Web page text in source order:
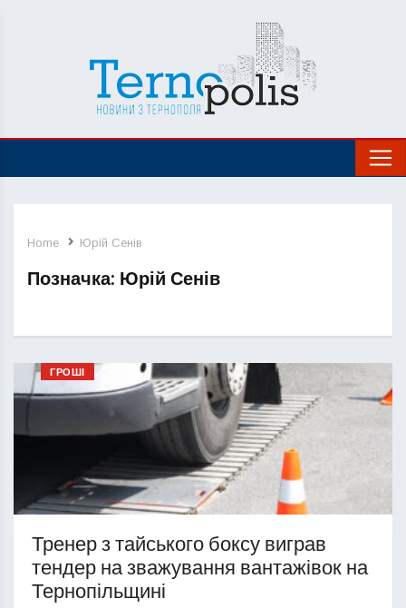
Home Юрій Сенів
Позначка: Юрій Сенів
ГРОШІ
Тренер з тайського боксу виграв
тендер на зважування вантажівок на
Тернопільщині